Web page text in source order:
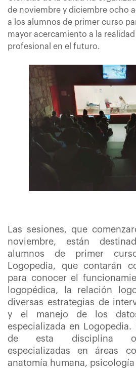
de noviembre y diciembre ocho
a los alumnos de primer curso
mayor acercamiento a la
profesional en el futuro.
Las sesiones, que
noviembre, están
alumnos de primer
Logopedia, que contarán
para conocer el
logopédica, la relación
diversas estrategias de
y el manejo de los
especializada en Logopedia.
de esta disciplina
especializadas en áreas
anatomía humana,